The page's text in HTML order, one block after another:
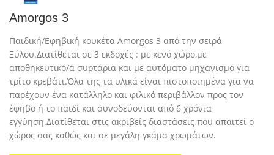
Amorgos 3
Παιδική/Εφηβική κουκέτα Amorgos 3 από την σειρά
Ξύλου.Διατίθεται σε 3 εκδοχές : με κενό χώρο,με
αποθηκευτικό/ά συρτάρια και με αυτόματο μηχανισμό για
τρίτο κρεβάτι.Όλα της τα υλικά είναι πιστοποιημένα για να
παρέχουν ένα κατάλληλο και φιλικό περιβάλλον προς τον
έφηβο ή το παιδί και συνοδεύονται από 6 χρόνια
εγγύηση.Διατίθεται στις ακριβείς διαστάσεις που απαιτεί ο
χώρος σας καθώς και σε μεγάλη γκάμα χρωμάτων.